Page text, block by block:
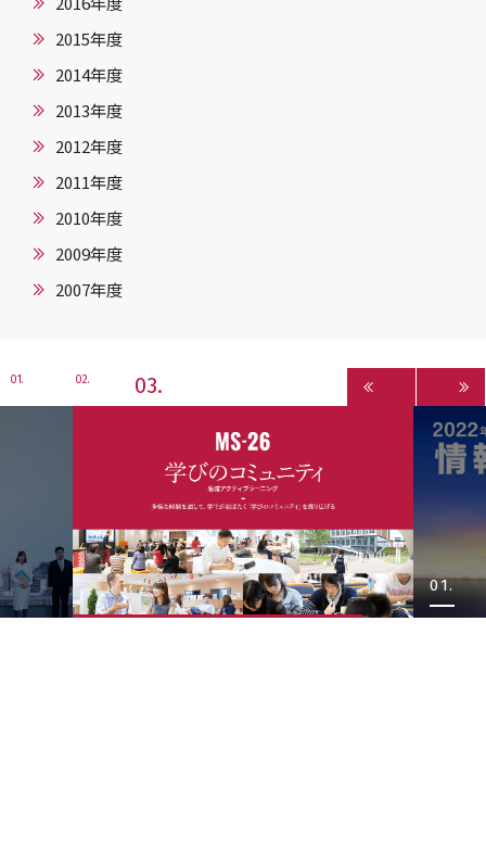
2015年度
2014年度
2013年度
2012年度
2011年度
2010年度
2009年度
2007年度
1 2 3